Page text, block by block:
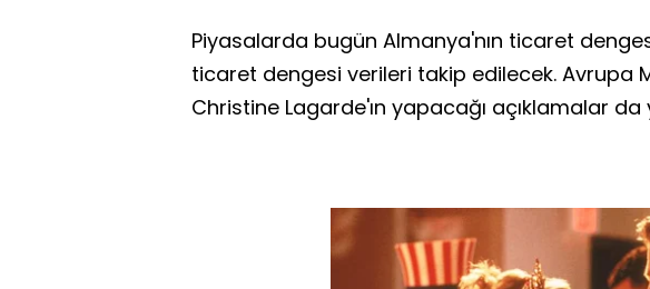
Piyasalarda bugün Almanya'nın ticaret
ticaret dengesi verileri takip edilecek. Avrupa
Christine Lagarde'ın yapacağı açıklamalar da